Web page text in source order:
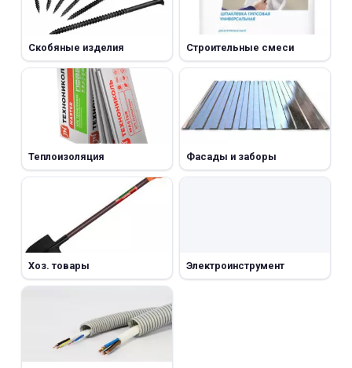
Скобяные изделия Строительные смеси
Теплоизоляция Фасады и заборы
Хоз. товары Электроинструмент